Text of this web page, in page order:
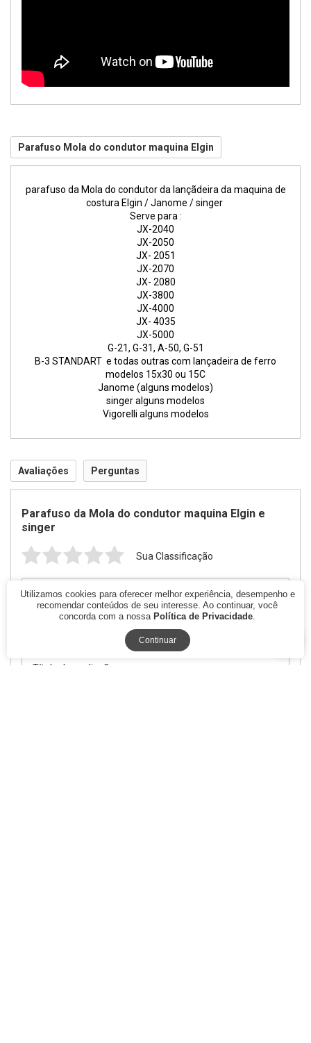
Parafuso Mola do condutor maquina Elgin
parafuso da Mola do condutor da lançãdeira da maquina de
costura Elgin / Janome / singer
Serve para :
JX-2040
JX-2050
JX- 2051
JX-2070
JX- 2080
JX-3800
JX-4000
JX- 4035
JX-5000
G-21, G-31, A-50, G-51
B-3 STANDART e todas outras com lançadeira de ferro
modelos 15x30 ou 15C
Janome (alguns modelos)
singer alguns modelos
Vigorelli alguns modelos
Avaliações Perguntas
Parafuso da Mola do condutor maquina Elgin e
singer
Sua Classificação
Utilizamos cookies para oferecer melhor experiência, desempenho e
recomendar conteúdos de seu interesse. Ao continuar, você
concorda com a nossa Política de Privacidade.
Continuar